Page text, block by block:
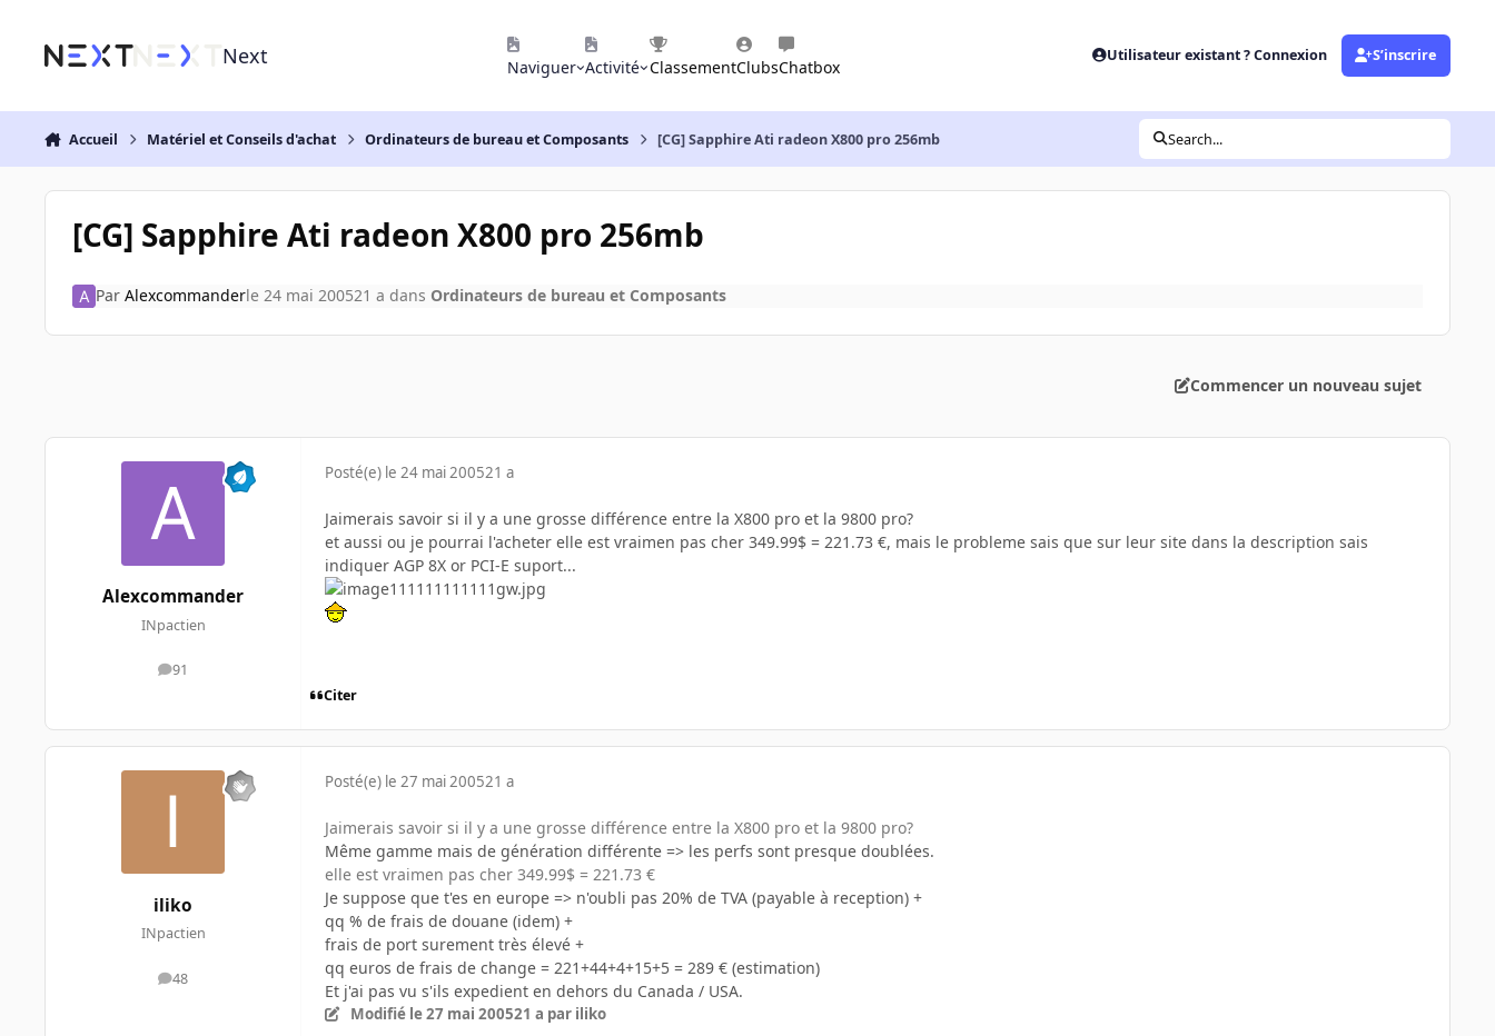
Next Naviguer Activité ClassementClubsChatbox
Utilisateur existant ? Connexion S’inscrire
Accueil Matériel et Conseils d'achat Ordinateurs de bureau et Composants [CG] Sapphire Ati radeon X800 pro 256mb Search...
[CG] Sapphire Ati radeon X800 pro 256mb
Par Alexcommanderle 24 mai 200521 a dans Ordinateurs de bureau et Composants
Commencer un nouveau sujet
Alexcommander
INpactien
91
messages
Posté(e) le 24 mai 200521 a
Jaimerais savoir si il y a une grosse différence entre la X800 pro et la 9800 pro?
et aussi ou je pourrai l'acheter elle est vraimen pas cher 349.99$ = 221.73 €, mais le probleme sais que sur leur site dans la description sais
indiquer AGP 8X or PCI-E suport...
Citer
iliko
INpactien
48
messages
Posté(e) le 27 mai 200521 a
Jaimerais savoir si il y a une grosse différence entre la X800 pro et la 9800 pro?
Même gamme mais de génération différente => les perfs sont presque doublées.
elle est vraimen pas cher 349.99$ = 221.73 €
Je suppose que t'es en europe => n'oubli pas 20% de TVA (payable à reception) +
qq % de frais de douane (idem) +
frais de port surement très élevé +
qq euros de frais de change = 221+44+4+15+5 = 289 € (estimation)
Et j'ai pas vu s'ils expedient en dehors du Canada / USA.
Modifié le 27 mai 200521 a par iliko